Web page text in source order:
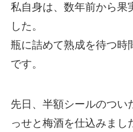
私自身は、数年前から果
した。
瓶に詰めて熟成を待つ時
です。
先日、半額シールのつい
っせと梅酒を仕込みまし